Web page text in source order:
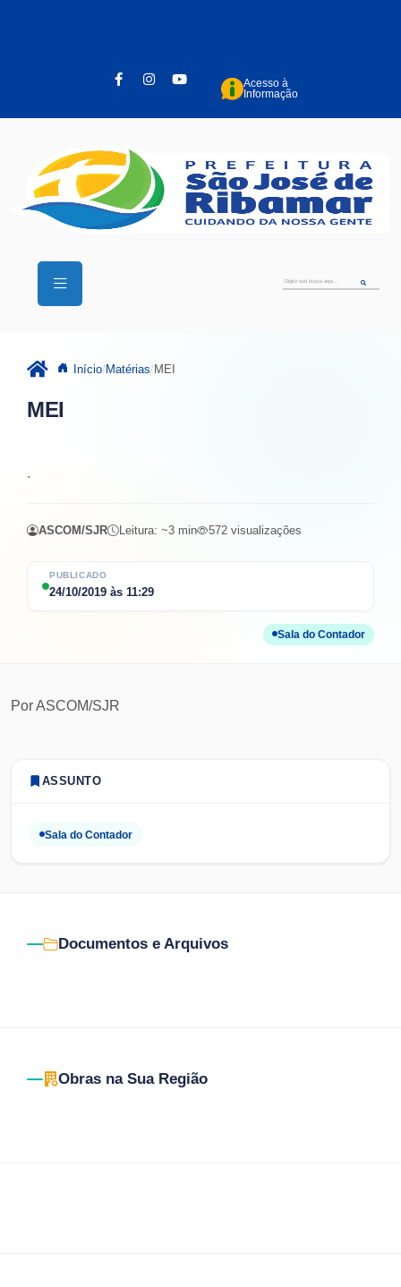
Acesso à
Informação
Início Matérias MEI
MEI
PUBLICADO
24/10/2019 às 11:29
Sala do Contador
.
ASCOM/SJR Leitura: ~3 min 572 visualizações
PorASCOM/SJR
ASSUNTO
Sala do Contador
Documentos e Arquivos
Obras na Sua Região